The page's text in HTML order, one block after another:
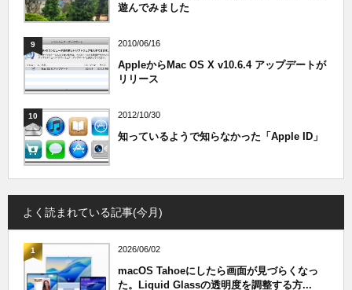
遊んでみました
9 2010/06/16
AppleからMac OS X v10.6.4 アップデートが
リリース
10 2012/10/30
知っているようで知らなかった「Apple ID」
よく読まれている記事(今月)
1 2026/06/02
macOS Tahoeにしたら画面が見づらくなっ
た。Liquid Glassの透明度を調整する方...